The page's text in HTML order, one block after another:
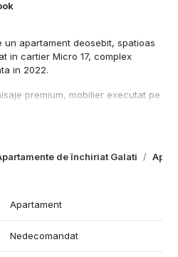
de închiriat Galati
apartament deosebit, spatioas
in cartier Micro 17, complex
in 2022.
premium, mobilier executat pe
conditionat, balcon deschis
pozionat langa Penny, un parc de
de parcare in curtea
la semnarea contractului de
Apartament
Nedecomandat